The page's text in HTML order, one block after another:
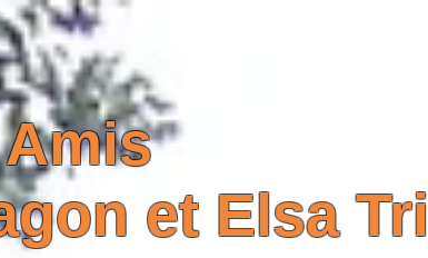
et Elsa